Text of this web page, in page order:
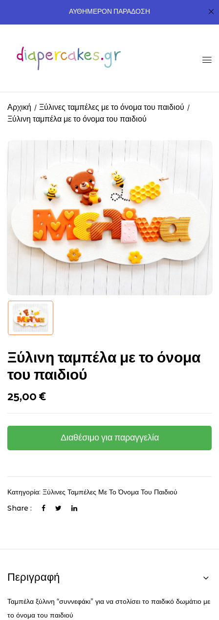
ΑΥΘΗΜΕΡΟΝ ΠΑΡΑΔΟΣΗ
Αρχική
Ξύλινες ταμπέλες με το όνομα του παιδιού
Ξύλινη ταμπέλα με το όνομα του παιδιού
Ξύλινη ταμπέλα με το όνομα
του παιδιού
25,00€
Διαθέσιμο για παραγγελία
Κατηγορία: Ξύλινες Ταμπέλες Με Το Όνομα Του Παιδιού
Share :
Περιγραφή
Ταμπέλα ξύλινη “συννεφάκι” για να στολίσει το παιδικό δωμάτιο με
το όνομα του παιδιού